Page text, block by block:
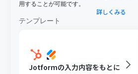
用することが可能です。
詳しくみる
テンプレート
Jotformの入力内容をもとに